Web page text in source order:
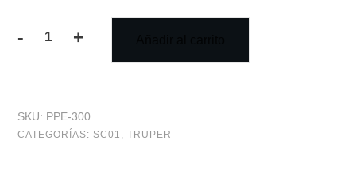
-
de
+
SKU: PPE-300
CATEGORÍAS: SC01 , TRUPER